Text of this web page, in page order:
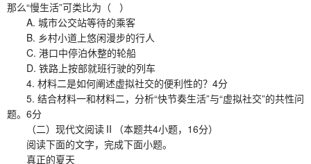
那么“慢生活”可类比为（ ）
A. 城市公交站等待的乘客
B. 乡村小道上悠闲漫步的行人
C. 港口中停泊休整的轮船
D. 铁路上按部就班行驶的列车
4. 材料二是如何阐述虚拟社交的便利性的？4分
5. 结合材料一和材料二，分析“快节奏生活”与“虚拟社交”的共性问
题。6分
（二）现代文阅读Ⅱ（本题共4小题，16分）
阅读下面的文字，完成下面小题。
真正的夏天